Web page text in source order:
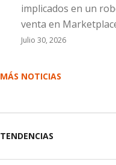
implicados en un
venta en
Fiscalía General del
“N”, por su
acuerdo con la
2026 la víctima
Julio 30, 2026
MÁS NOTICIAS
TENDENCIAS